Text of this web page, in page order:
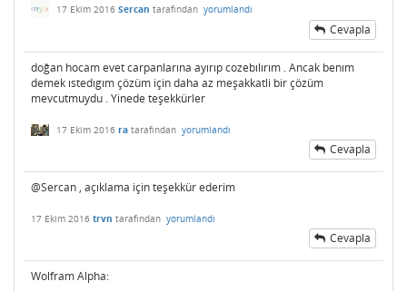
17 Ekim 2016 Sercan tarafından yorumlandı
Cevapla
doğan hocam evet carpanlarına ayırıp cozebılırım . Ancak benım
demek ıstedıgım çözüm için daha az meşakkatli bir çözüm
mevcutmuydu . Yinede teşekkürler
17 Ekim 2016 ra tarafından yorumlandı
Cevapla
@Sercan , açıklama için teşekkür ederim
17 Ekim 2016 trvn tarafından yorumlandı
Cevapla
Wolfram Alpha: